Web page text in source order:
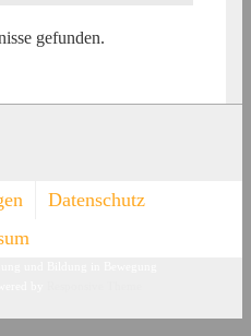
gefunden.
Datenschutz